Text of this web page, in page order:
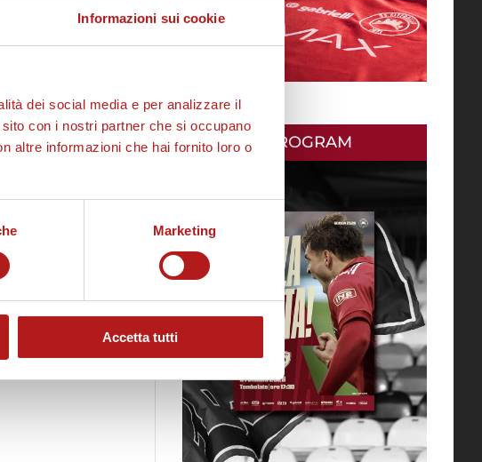
Informazioni sui cookie
dei social media e per analizzare il
con i nostri partner che si occupano
altre informazioni che hai fornito loro o
Marketing
Accetta tutti
MATCH PROGRAM